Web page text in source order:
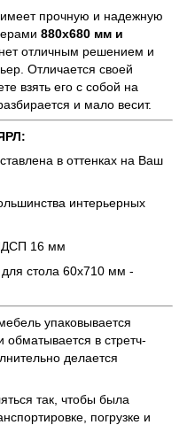
прочную и надежную
880х680 мм и
отличным решением и
Отличается своей
взять его с собой на
и мало весит.
в оттенках на Ваш
интерьерных
16 мм
стола 60х710 мм -
упаковывается
в стретч-
делается
так, чтобы была
погрузке и